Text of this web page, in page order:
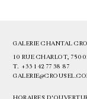
GALERIE CHANTAL
10 RUE CHARLOT,
T. +33 1 42 77 38 87